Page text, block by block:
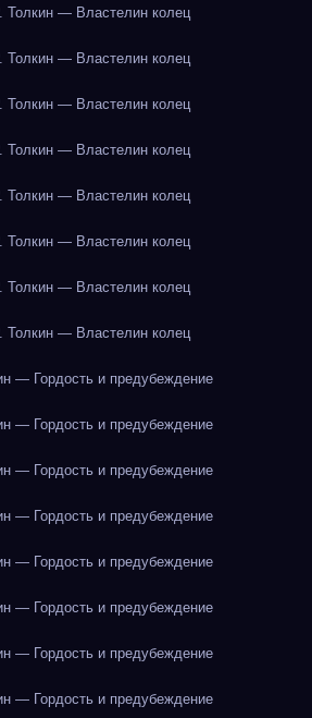
Толкин — Властелин колец
Толкин — Властелин колец
Толкин — Властелин колец
Толкин — Властелин колец
Толкин — Властелин колец
Толкин — Властелин колец
Толкин — Властелин колец
Толкин — Властелин колец
— Гордость и предубеждение
— Гордость и предубеждение
— Гордость и предубеждение
— Гордость и предубеждение
— Гордость и предубеждение
— Гордость и предубеждение
— Гордость и предубеждение
— Гордость и предубеждение